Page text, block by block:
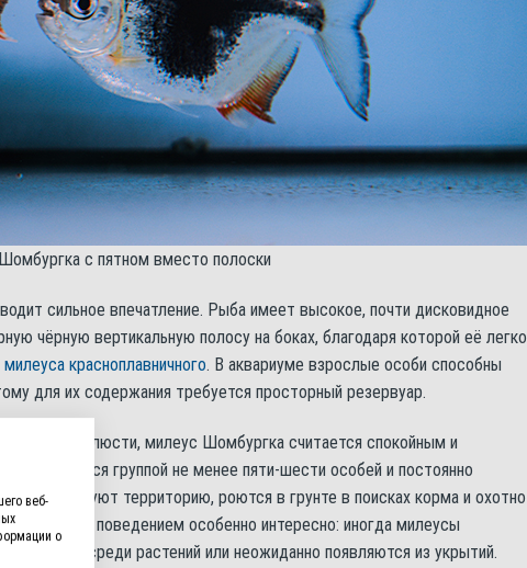
с пятном вместо полоски
сильное впечатление. Рыба имеет высокое, почти дисковидное
чёрную вертикальную полосу на боках, благодаря которой её легко
милеуса красноплавничного. В аквариуме взрослые особи способны
для их содержания требуется просторный резервуар.
мощные челюсти, милеус Шомбургка считается спокойным и
держаться группой не менее пяти-шести особей и постоянно
исследуют территорию, роются в грунте в поисках корма и охотно
за их поведением особенно интересно: иногда милеусы
прячутся среди растений или неожиданно появляются из укрытий.
веб-
о